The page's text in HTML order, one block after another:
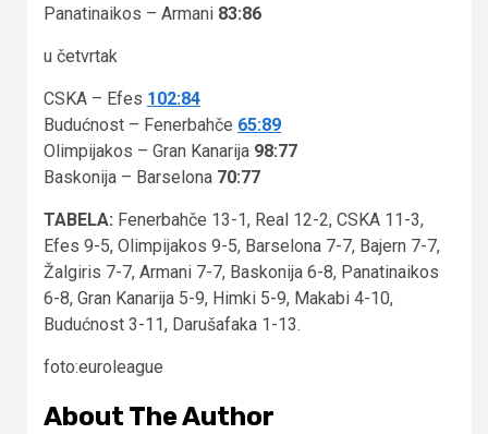
Panatinaikos – Armani 83:86
u četvrtak
CSKA – Efes 102:84
Budućnost – Fenerbahče 65:89
Olimpijakos – Gran Kanarija 98:77
Baskonija – Barselona 70:77
TABELA: Fenerbahče 13-1, Real 12-2, CSKA 11-3,
Efes 9-5, Olimpijakos 9-5, Barselona 7-7, Bajern 7-7,
Žalgiris 7-7, Armani 7-7, Baskonija 6-8, Panatinaikos
6-8, Gran Kanarija 5-9, Himki 5-9, Makabi 4-10,
Budućnost 3-11, Darušafaka 1-13.
foto:euroleague
About The Author